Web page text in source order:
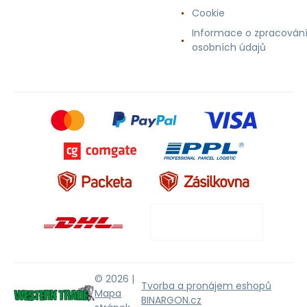
Cookie
Informace o zpracování
osobních údajů
© 2026 |
Mapa
Tvorba a pronájem eshopů
BINARGON.cz